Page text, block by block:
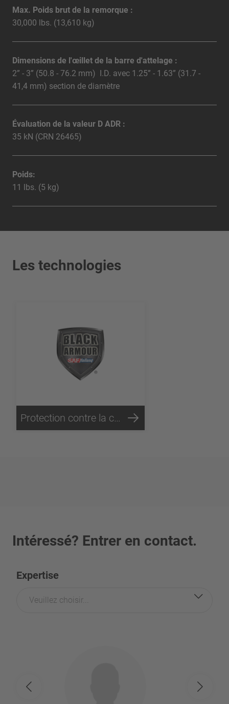
Max. Poids brut de la remorque :
30,000 lbs. (13,610 kg)
Dimensions de l'œillet de la barre d'attelage :
2” - 3” (50.8 - 76.2 mm) I.D. avec 1.25” - 1.63” (31.7 -
41,4 mm) section de diamètre
Évaluation de la valeur D ADR :
35 kN (CRN 26465)
Poids:
11 lbs. (5 kg)
Les technologies
Protection contre la corrosion Black Armour®
Intéressé? Entrer en contact.
Expertise
Veuillez choisir...